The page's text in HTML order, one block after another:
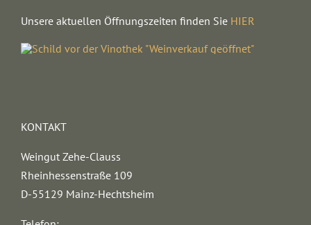
Unsere aktuellen Öffnungszeiten finden Sie HIER
KONTAKT
Weingut Zehe-Clauss
Rheinhessenstraße 109
D-55129 Mainz-Hechtsheim